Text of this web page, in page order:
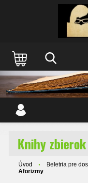
Knihy
Úvod Beletria pre
Aforizmy